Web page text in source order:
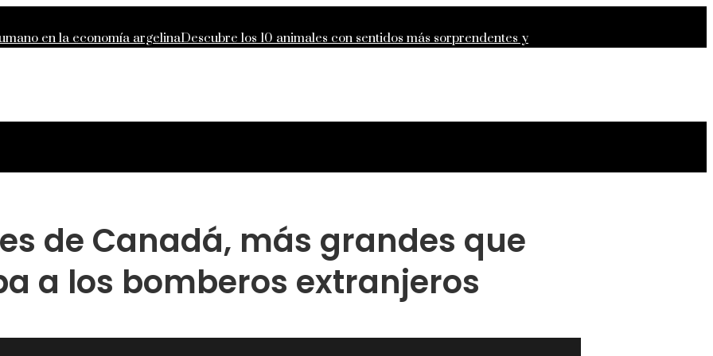
en la economía argelinaDescubre los 10 animales con sentidos más sorprendentes y
de Canadá, más grandes que
a los bomberos extranjeros